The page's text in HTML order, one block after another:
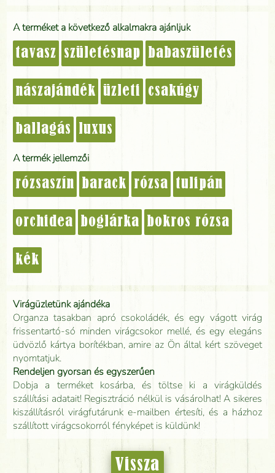
A terméket a következő alkalmakra ajánljuk
tavasz születésnap babaszületés
nászajándék üzleti csakúgy
ballagás luxus
A termék jellemzői
rózsaszín barack rózsa tulipán
orchidea boglárka bokros rózsa
kék
Virágüzletünk ajándéka
Organza tasakban apró csokoládék, és egy vágott virág
frissentartó-só minden virágcsokor mellé, és egy elegáns
üdvözlő kártya borítékban, amire az Ön által kért szöveget
nyomtatjuk.
Rendeljen gyorsan és egyszerűen
Dobja a terméket kosárba, és töltse ki a virágküldés
szállítási adatait! Regisztráció nélkül is vásárolhat! A sikeres
kiszállításról virágfutárunk e-mailben értesíti, és a házhoz
szállított virágcsokorról fényképet is küldünk!
Vissza